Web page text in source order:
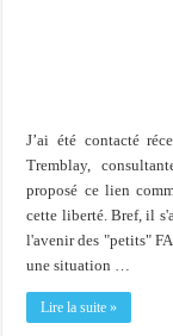
J’ai été contacté
Tremblay,
proposé ce lien
cette liberté. Bref, il
l'avenir des "petits"
une situation …
Lire la suite »